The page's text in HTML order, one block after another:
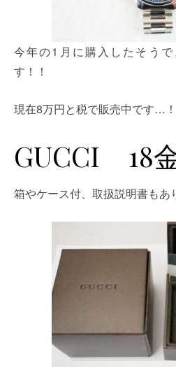
今年の1月に購入したそう
す！！
現在8万円と税で販売中です…！
GUCCI 18
箱やケース付、取扱説明書もあ